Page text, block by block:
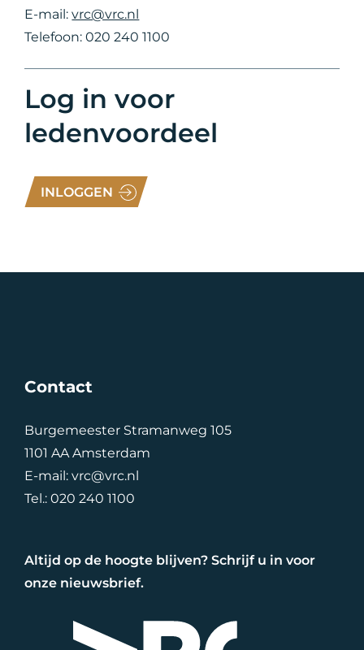
E-mail:vrc@vrc.nl
Telefoon: 020 240 1100
Log in voor
ledenvoordeel
INLOGGEN
Contact
Burgemeester Stramanweg 105
1101 AA Amsterdam
E-mail:vrc@vrc.nl
Tel.:020 240 1100
Altijd op de hoogte blijven? Schrijf u in voor
onze nieuwsbrief.